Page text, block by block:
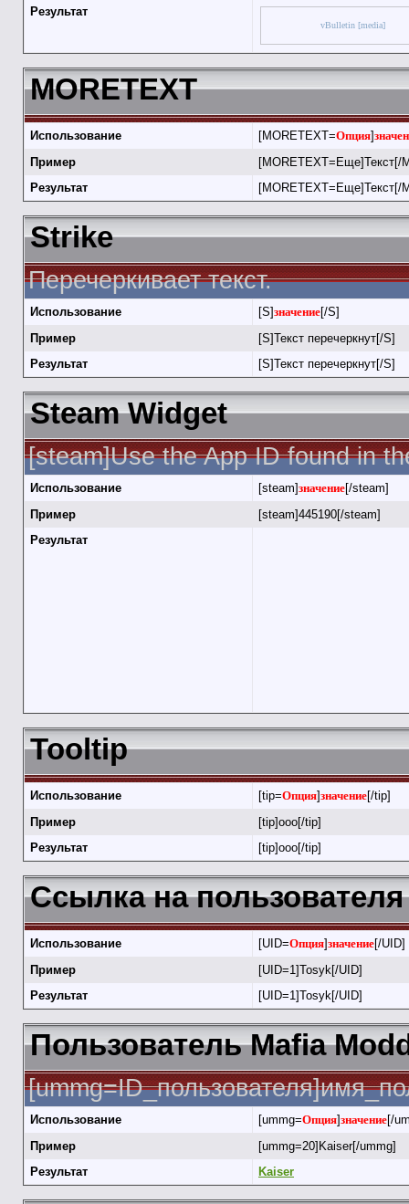
Результат
vBulletin [media]
MORETEXT
Использование [MORETEXT=Опция]
Пример
[MORETEXT=Еще]Текст[/
Результат
[MORETEXT=Еще]Текст[/
Strike
Перечеркивает текст.
Использование [S]значение[/S]
Пример
[S]Текст перечеркнут[/S]
Результат
[S]Текст перечеркнут[/S]
Steam Widget
[steam]Use the App ID found in
Использование [steam]значение[/steam]
Пример
[steam]445190[/steam]
Результат
Tooltip
Использование [tip=Опция]значение[/tip]
Пример
[tip]ооо[/tip]
Результат
[tip]ооо[/tip]
Ссылка на пользователя
Использование [UID=Опция]значение[/UID]
Пример
[UID=1]Tosyk[/UID]
Результат
[UID=1]Tosyk[/UID]
Пользователь Mafia
Использование [ummg=Опция]значение[/
Пример
[ummg=20]Kaiser[/ummg]
Результат
Kaiser